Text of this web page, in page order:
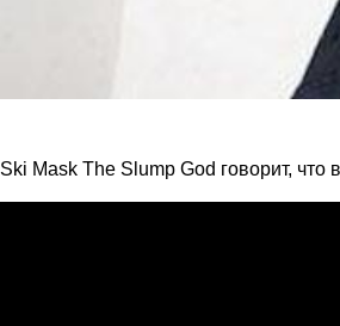
Ski Mask The Slump God говорит, что